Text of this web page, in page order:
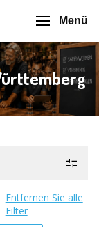
Menü
Entfernen Sie alle
Filter